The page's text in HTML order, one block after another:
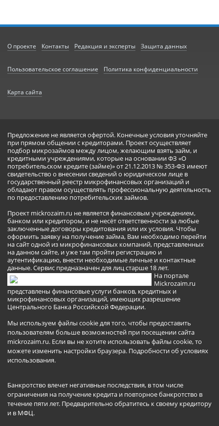
О проекте Контакты Редакция и эксперты Защита данных
Пользовательское соглашение Политика конфиденциальности
Карта сайта
Предложение не является офертой. Конечные условия уточняйте
при прямом общении с кредиторами. Проект осуществляет
подбор микрозаймов между лицом, желающим взять займ, и
кредитными учреждениями, которые на основании ФЗ «О
потребительском кредите (займе)» от 21.12.2013 № 353-ФЗ имеют
свидетельство о внесении сведений о юридическом лице в
государственный реестр микрофинансовых организаций и
обладают правом осуществлять профессиональную деятельность
по предоставлению потребительских займов.
Проект mickrozaim.ru не является финансовым учреждением,
банком или кредитором, и не несёт ответственности за любые
заключенные договоры кредитования или их условия. Чтобы
оформить заявку на получение займа, Вам необходимо перейти
на сайт одной из микрофинансовых компаний, представленных
на данном сайте, и уже там пройти регистрацию и
аутентификацию, внести необходимые личные и контактные
данные. Сервис предназначен для лиц старше 18 лет.
На портале
Mickrozaim.ru
представлены финансовые услуги банков, кредитных и
микрофинансовых организаций, имеющих разрешение
Центрального Банка Российской Федерации.
Мы используем файлы cookie для того, чтобы предоставить
пользователям больше возможностей при посещении сайта
mickrozaim.ru. Если вы не хотите использовать файлы cookie, то
можете изменить настройки браузера. Подробности об условиях
использования.
Банкротство влечет негативные последствия, в том числе
ограничения на получение кредита и повторное банкротство в
течение пяти лет. Предварительно обратитесь к своему кредитору
и в МФЦ.